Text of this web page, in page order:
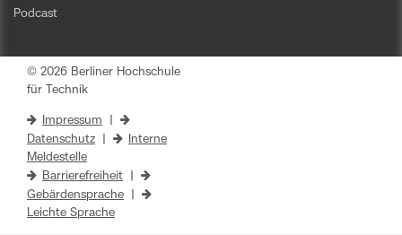
Podcast
© 2026 Berliner Hochschule
für Technik
Impressum
Datenschutz
Interne
Meldestelle
Barrierefreiheit
Gebärdensprache
Leichte Sprache